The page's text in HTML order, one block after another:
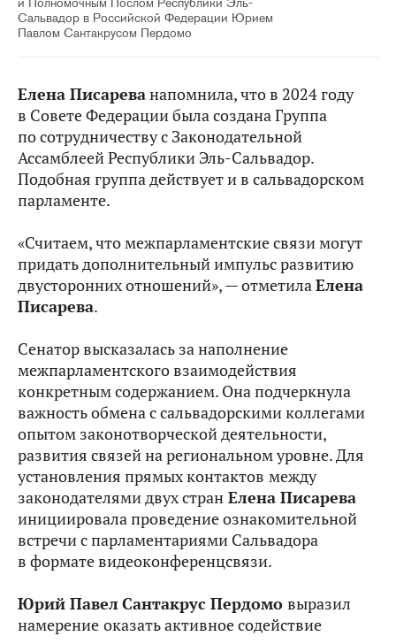
Сальвадор в Российской Федерации Юрием
Павлом Сантакрусом Пердомо
Елена Писареванапомнила, что в 2024 году
в Совете Федерации была создана Группа
по сотрудничеству с Законодательной
Ассамблеей Республики Эль-Сальвадор.
Подобная группа действует и в сальвадорском
парламенте.
«Считаем, что межпарламентские связи могут
придать дополнительный импульс развитию
двусторонних отношений», — отметилаЕлена
Писарева.
Сенатор высказалась за наполнение
межпарламентского взаимодействия
конкретным содержанием. Она подчеркнула
важность обмена с сальвадорскими коллегами
опытом законотворческой деятельности,
развития связей на региональном уровне. Для
установления прямых контактов между
законодателями двух стран Елена Писарева
инициировала проведение ознакомительной
встречи с парламентариями Сальвадора
в формате видеоконференцсвязи.
Юрий Павел Сантакрус Пердомо выразил
намерение оказать активное содействие